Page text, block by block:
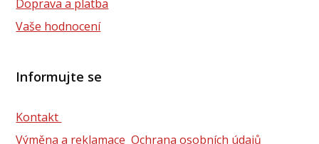
Doprava a platba
Vaše hodnocení
Informujte se
Kontakt
Výměna a reklamace Ochrana osobních údajů